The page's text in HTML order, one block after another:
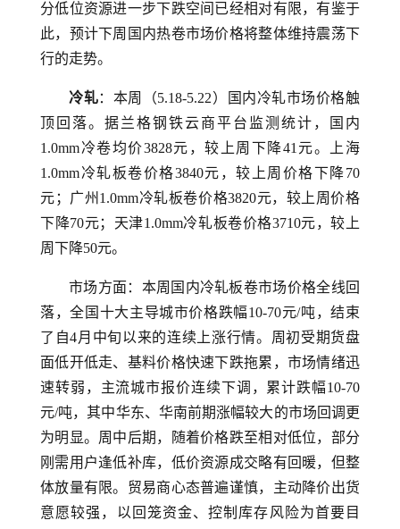
分低位资源进一步下跌空间已经相对有限，有鉴于
此，预计下周国内热卷市场价格将整体维持震荡下
行的走势。
冷轧：本周（5.18-5.22）国内冷轧市场价格触
顶回落。据兰格钢铁云商平台监测统计，国内
1.0mm冷卷均价3828元，较上周下降41元。上海
1.0mm冷轧板卷价格3840元，较上周价格下降70
元；广州1.0mm冷轧板卷价格3820元，较上周价格
下降70元；天津1.0mm冷轧板卷价格3710元，较上
周下降50元。
市场方面：本周国内冷轧板卷市场价格全线回
落，全国十大主导城市价格跌幅10-70元/吨，结束
了自4月中旬以来的连续上涨行情。周初受期货盘
面低开低走、基料价格快速下跌拖累，市场情绪迅
速转弱，主流城市报价连续下调，累计跌幅10-70
元/吨，其中华东、华南前期涨幅较大的市场回调更
为明显。周中后期，随着价格跌至相对低位，部分
刚需用户逢低补库，低价资源成交略有回暖，但整
体放量有限。贸易商心态普遍谨慎，主动降价出货
意愿较强，以回笼资金、控制库存风险为首要目